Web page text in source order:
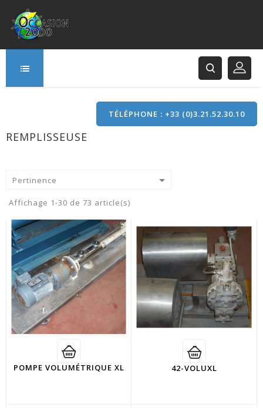
TÉLÉPHONE : +33 (0)3.21.52.30.10
REMPLISSEUSE
Pertinence 
Affichage 1-30 de 73 article(s)
POMPE VOLUMÉTRIQUE XL 42-VOLUXL